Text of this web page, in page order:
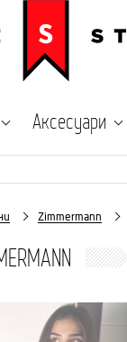
Аксесуари
Zimmermann